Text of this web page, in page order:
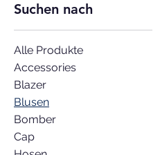
Suchen nach
Alle Produkte
Accessories
Blazer
Blusen
Bomber
Cap